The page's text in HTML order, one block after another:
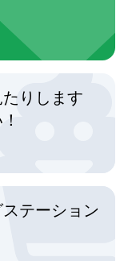
りします
テーション